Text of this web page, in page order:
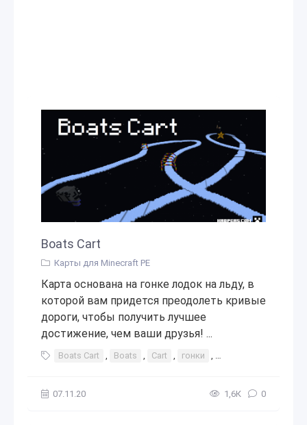
Boats Cart
Карты для Minecraft PE
Карта основана на гонке лодок на льду, в
которой вам придется преодолеть кривые
дороги, чтобы получить лучшее
достижение, чем ваши друзья! ...
Boats Cart , Boats , Cart , гонки , гонки на льду
07.11.20 1,6К 0